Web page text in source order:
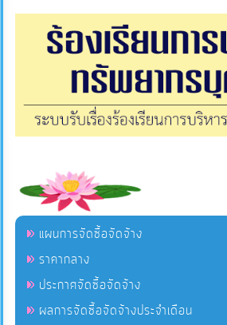
แผนการจัดซื้อจัดจ้าง
ราคากลาง
ประกาศจัดซื้อจัดจ้าง
ผลการจัดซื้อจัดจ้างประจำเดือน